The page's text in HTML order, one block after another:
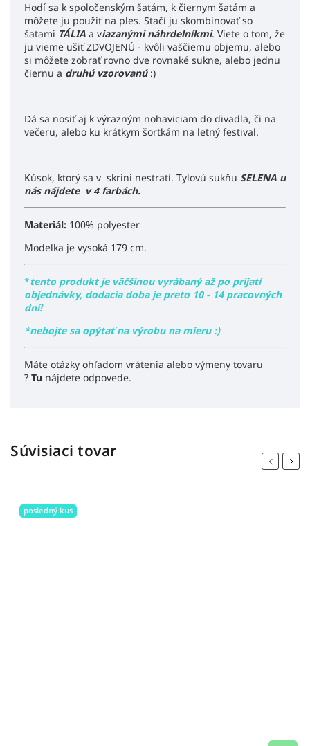
Hodí sa k spoločenským šatám, k čiernym šatám a
môžete ju použiť na ples. Stačí ju skombinovať so
šatami TÁLIA a viazanými náhrdelníkmi. Viete o tom, že
ju vieme ušiť ZDVOJENÚ - kvôli väščiemu objemu, alebo
si môžete zobrať rovno dve rovnaké sukne, alebo jednu
čiernu a druhú vzorovanú:)
Dá sa nosiť aj k výrazným nohaviciam do divadla, či na
večeru, alebo ku krátkym šortkám na letný festival.
Kúsok, ktorý sa v skrini nestratí. Tylovú sukňu SELENA u
nás nájdete v 4 farbách.
Materiál: 100% polyester
Modelka je vysoká 179 cm.
*tento produkt je väčšinou vyrábaný až po prijatí
objednávky, dodacia doba je preto 10 - 14 pracovných
dní!
*nebojte sa opýtať na výrobu na mieru :)
Máte otázky ohľadom vrátenia alebo výmeny tovaru
? Tu nájdete odpovede.
Súvisiaci tovar
Previous
výpredaj
Next